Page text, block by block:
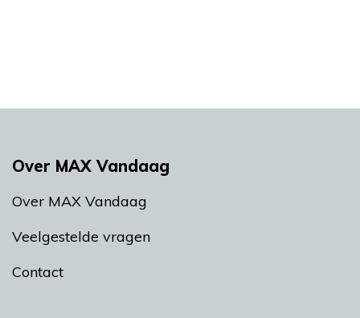
Over MAX Vandaag
Over MAX Vandaag
Veelgestelde vragen
Contact